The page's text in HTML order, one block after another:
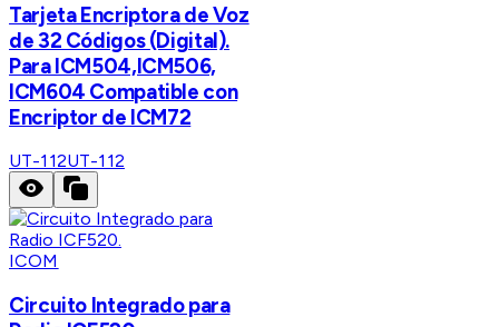
Tarjeta Encriptora de Voz
de 32 Códigos (Digital).
Para ICM504,ICM506,
ICM604 Compatible con
Encriptor de ICM72
UT-112UT-112
ICOM
Circuito Integrado para